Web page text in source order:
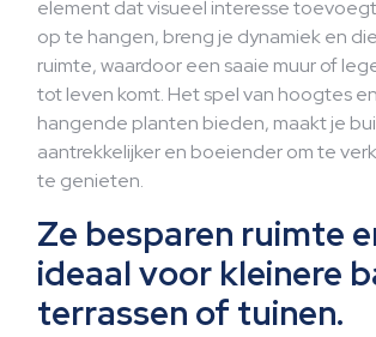
element dat visueel interesse
op te hangen, breng je dynamiek en
ruimte, waardoor een saaie muur of
tot leven komt. Het spel van hoogtes
hangende planten bieden, maakt je
aantrekkelijker en boeiender om te
te genieten.
Ze besparen ruimte
ideaal voor kleinere
terrassen of tuinen.